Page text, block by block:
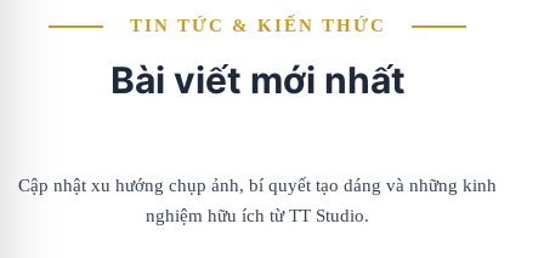
TIN TỨC & KIẾN THỨC
Bài viết mới nhất
Cập nhật xu hướng chụp ảnh, bí quyết tạo dáng và những kinh
nghiệm hữu ích từ TT Studio.